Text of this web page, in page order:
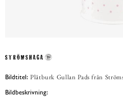
Bildtitel: Plåtburk Gullan Pads från
Bildbeskrivning: